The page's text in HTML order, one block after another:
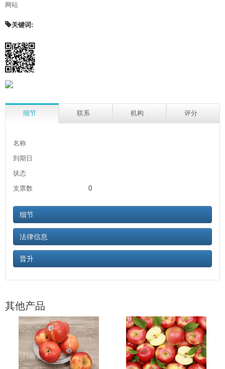
网站
关键词:
细节 联系 机构 评分
名称
到期日
状态
支票数
0
细节
法律信息
晋升
其他产品